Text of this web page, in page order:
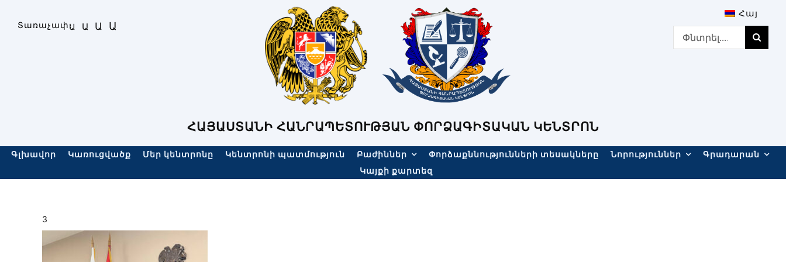
Տառաչափ։Ա Ա Ա Ա
Հայ
Search
for:
ՀԱՅԱՍՏԱՆԻ ՀԱՆՐԱՊԵՏՈՒԹՅԱՆ ՓՈՐՁԱԳԻՏԱԿԱՆ ԿԵՆՏՐՈՆ
Գլխավոր Կառուցվածք Մեր կենտրոնը Կենտրոնի պատմություն Բաժիններ Փորձաքննությունների տեսակները Նորություններ
Գրադարան
Կայքի քարտեզ
3